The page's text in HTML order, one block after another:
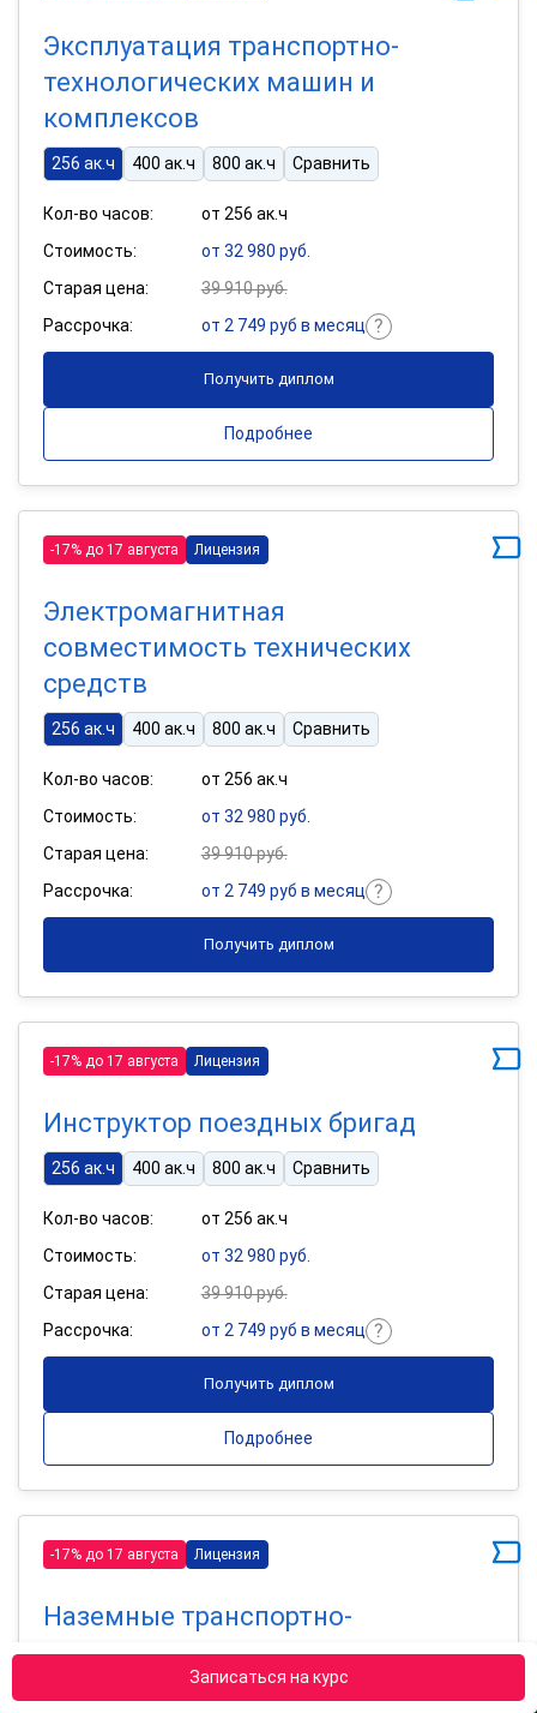
Записаться на курс
Эксплуатация транспортно-
технологических машин и
комплексов
256 ак.ч 400 ак.ч 800 ак.ч Сравнить
Кол-во часов:
от 256 ак.ч
Стоимость:
от 32 980 руб.
Старая цена:
39 910 руб.
Рассрочка:
от 2 749 руб в месяц
Получить диплом
Подробнее
-17% до 17 августа Лицензия
Электромагнитная
совместимость технических
средств
256 ак.ч 400 ак.ч 800 ак.ч Сравнить
Кол-во часов:
от 256 ак.ч
Стоимость:
от 32 980 руб.
Старая цена:
39 910 руб.
Рассрочка:
от 2 749 руб в месяц
Получить диплом
-17% до 17 августа Лицензия
Инструктор поездных бригад
256 ак.ч 400 ак.ч 800 ак.ч Сравнить
Кол-во часов:
от 256 ак.ч
Стоимость:
от 32 980 руб.
Старая цена:
39 910 руб.
Рассрочка:
от 2 749 руб в месяц
Получить диплом
Подробнее
-17% до 17 августа Лицензия
Наземные транспортно-
технологические комплексы
256 ак.ч 400 ак.ч 800 ак.ч Сравнить